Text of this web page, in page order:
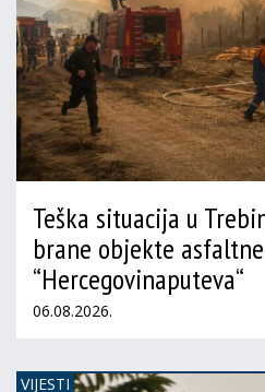
Teška situacija u
brane objekte
“Hercegovinaputeva“
06.08.2026.
VIJESTI